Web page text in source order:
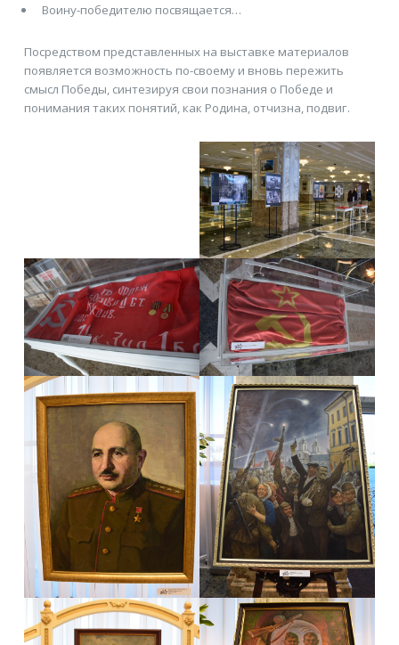
Воину-победителю посвящается…
Посредством представленных на выставке материалов
появляется возможность по-своему и вновь пережить
смысл Победы, синтезируя свои познания о Победе и
понимания таких понятий, как Родина, отчизна, подвиг.